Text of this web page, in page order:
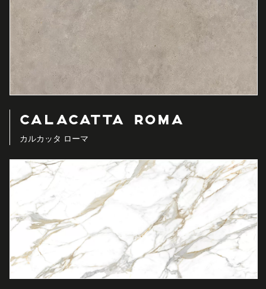
CALACATTA ROMA
カルカッタ ローマ